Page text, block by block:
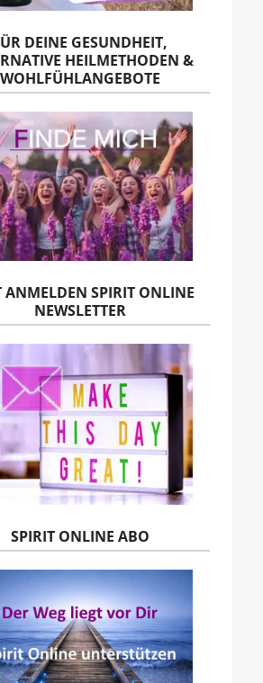
DEINE GESUNDHEIT,
HEILMETHODEN &
WOHLFÜHLANGEBOTE
ANMELDEN SPIRIT ONLINE
NEWSLETTER
SPIRIT ONLINE ABO